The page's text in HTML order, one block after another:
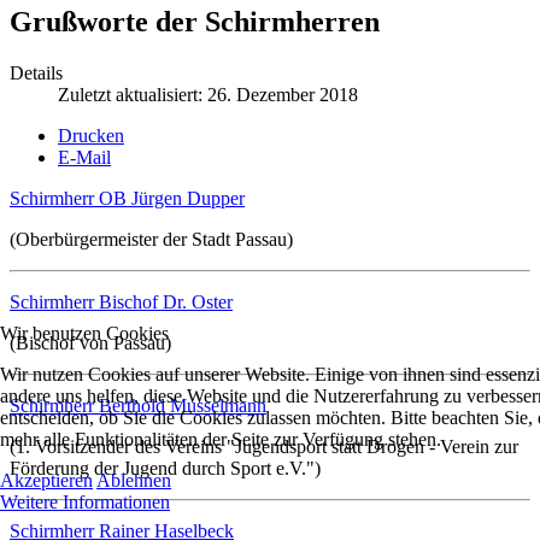
Grußworte der Schirmherren
Details
Zuletzt aktualisiert: 26. Dezember 2018
Drucken
E-Mail
Schirmherr OB Jürgen Dupper
(Oberbürgermeister der Stadt Passau)
Schirmherr Bischof Dr. Oster
(Bischof von Passau)
Schirmherr Berthold Musselmann
(1. Vorsitzender des Vereins "Jugendsport statt Drogen - Verein zur
Förderung der Jugend durch Sport e.V.")
Schirmherr Rainer Haselbeck
Wir benutzen Cookies
Wir nutzen Cookies auf unserer Website. Einige von ihnen sind
andere uns helfen, diese Website und die Nutzererfahrung zu
entscheiden, ob Sie die Cookies zulassen möchten. Bitte beachten
mehr alle Funktionalitäten der Seite zur Verfügung stehen.
Akzeptieren Ablehnen
Weitere Informationen